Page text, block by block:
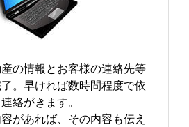
の情報とお客様の連絡先等
。早ければ数時間程度で依
絡がきます。
があれば、その内容も伝え